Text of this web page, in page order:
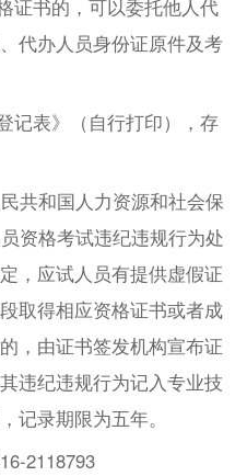
证书的，可以委托他人代
代办人员身份证原件及考
记表》（自行打印），存
共和国人力资源和社会保
资格考试违纪违规行为处
，应试人员有提供虚假证
取得相应资格证书或者成
，由证书签发机构宣布证
违纪违规行为记入专业技
记录期限为五年。
2118793